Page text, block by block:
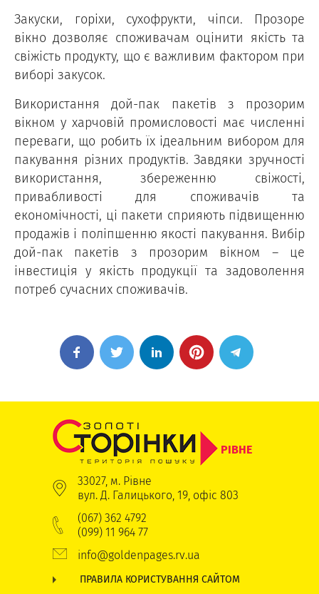
Закуски, горіхи, сухофрукти, чіпси. Прозоре
вікно дозволяє споживачам оцінити якість та
свіжість продукту, що є важливим фактором при
виборі закусок.
Використання дой-пак пакетів з прозорим
вікном у харчовій промисловості має численні
переваги, що робить їх ідеальним вибором для
пакування різних продуктів. Завдяки зручності
використання, збереженню свіжості,
привабливості для споживачів та
економічності, ці пакети сприяють підвищенню
продажів і поліпшенню якості пакування. Вибір
дой-пак пакетів з прозорим вікном – це
інвестиція у якість продукції та задоволення
потреб сучасних споживачів.
РІВНЕ
33027, м. Рівне
вул. Д. Галицького, 19, офіс 803
(067) 362 4792
(099) 11 964 77
info@goldenpages.rv.ua
ПРАВИЛА КОРИСТУВАННЯ САЙТОМ